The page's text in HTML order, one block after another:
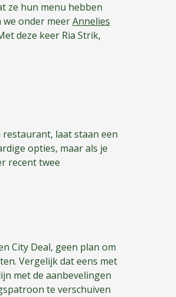
ze hun menu hebben
we onder meerAnnelies
deze keer Ria Strik,
laat staan een
opties, maar als je
recent twee
City Deal, geen plan om
Vergelijk dat eens met
met de aanbevelingen
te verschuiven